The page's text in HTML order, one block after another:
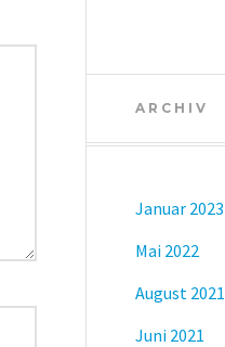
ARCHIV
Januar 2023
Mai 2022
August 2021
Juni 2021